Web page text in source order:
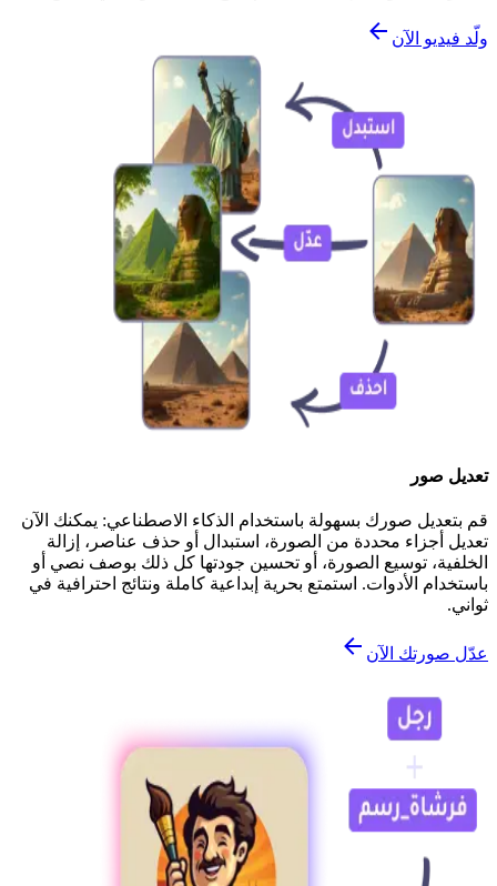
ولّد فيديو الآن
تعديل صور
قم بتعديل صورك بسهولة باستخدام الذكاء الاصطناعي: يمكنك الآن
تعديل أجزاء محددة من الصورة، استبدال أو حذف عناصر، إزالة
الخلفية، توسيع الصورة، أو تحسين جودتها كل ذلك بوصف نصي أو
باستخدام الأدوات. استمتع بحرية إبداعية كاملة ونتائج احترافية في
ثواني.
عدّل صورتك الآن